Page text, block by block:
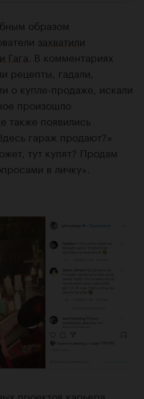
образом
захватили
Гага . В комментариях
рецепты, гадали,
о купле-продаже, искали
произошло
также появились
гараж продают?»
тут купят? Продам
в личку».
проектов карьера